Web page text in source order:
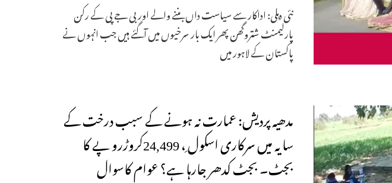
نئی دہلی: اداکار سے سیاست داں بننے والے اور بی جے پی کے رکن
پارلیمنٹ شتروگھن پھر ایک بار سرخیوں میں آگئے ہیں جب انہوں نے
پاکستان کے لاہور میں
مدھیہ پردیش: عمارت نہ ہونے کے سبب درخت کے
سایہ میں سرکاری اسکول ِ، 24,499کروڑرو پے کا
بجٹ۔ بجٹ کدھر جارہا ہے؟ عوام کاسوال